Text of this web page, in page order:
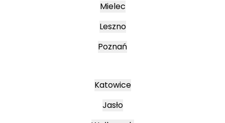
Mielec
Leszno
Poznań
Katowice
Jasło